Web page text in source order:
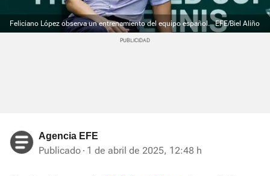
Feliciano López observa un entrenamiento del equipo español. EFE/Biel Aliño
Agencia EFE
Publicado 1 de abril de 2025, 12:48 h